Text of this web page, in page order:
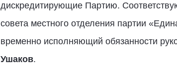
дискредитирующие Партию.
совета местного отделения партии
временно исполняющий обязанности
Ушаков.